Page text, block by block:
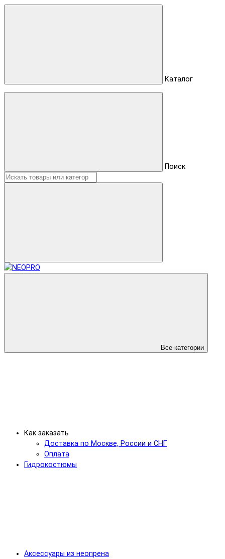
Каталог
Поиск
Все категории
Как заказать
Доставка по Москве, России и СНГ
Оплата
Гидрокостюмы
Аксессуары из неопрена